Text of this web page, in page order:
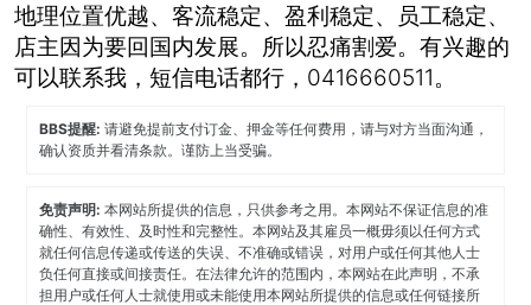
地理位置优越、客流稳定、盈利稳定、员工稳定、
店主因为要回国内发展。所以忍痛割爱。有兴趣的
可以联系我，短信电话都行，0416660511。
BBS提醒:请避免提前支付订金、押金等任何费用，请与对方当面沟通，
确认资质并看清条款。谨防上当受骗。
免责声明:本网站所提供的信息，只供参考之用。本网站不保证信息的准
确性、有效性、及时性和完整性。本网站及其雇员一概毋须以任何方式
就任何信息传递或传送的失误、不准确或错误，对用户或任何其他人士
负任何直接或间接责任。在法律允许的范围内，本网站在此声明，不承
担用户或任何人士就使用或未能使用本网站所提供的信息或任何链接所